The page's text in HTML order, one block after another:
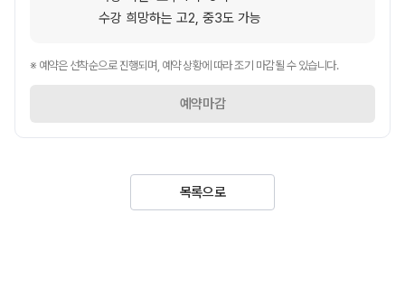
수강 희망하는 고2, 중3도 가능
※ 예약은 선착순으로 진행되며, 예약 상황에 따라 조기 마감될 수 있습니다.
예약마감
목록으로